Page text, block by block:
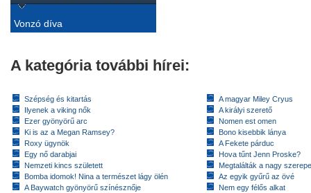
Vonzó díva
A kategória további hírei:
Szépség és kitartás
Ilyenek a viking nők
Ezer gyönyörű arc
Ki is az a Megan Ramsey?
Roxy ügynök
Egy nő darabjai
Nemzeti kincs született
Bomba idomok! Nina a természet lágy ölén
A Baywatch gyönyörű színésznője
A magyar Miley Cryus
A királyi szerető
Nomen est omen
Bono kisebbik lánya
A Fekete párduc
Hova tűnt Jenn Proske?
Megtalálták a nagy
Az egyik gyűrű az övé
Nem egy félős alkat